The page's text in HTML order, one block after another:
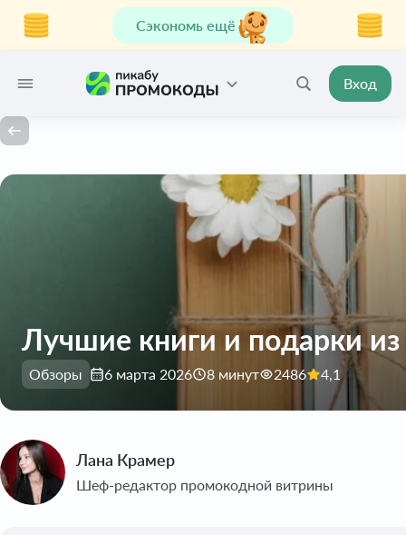
Сэкономь ещё
Вход
Лучшие книги и подарки из
Обзоры 6 марта 2026 8 минут 2486 4,1
Лана Крамер
Шеф-редактор промокодной витрины